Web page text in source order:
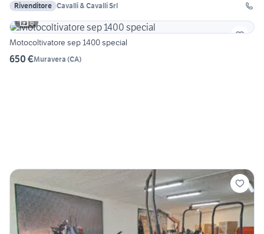
Rivenditore Cavalli & Cavalli Srl
6
Motocoltivatore sep 1400 special
650 €Muravera (CA)